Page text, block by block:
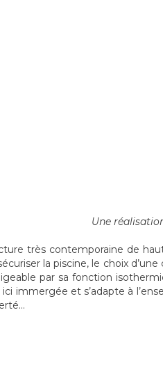
Une
très contemporaine de
la piscine, le choix
par sa fonction
immergée et s’adapte à